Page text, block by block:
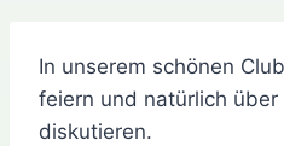
In unserem schönen
feiern und natürlich
diskutieren.